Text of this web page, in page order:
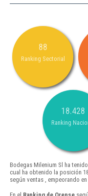
88
Ranking Sectorial
18.428
Ranking
Bodegas Milenium Sl ha
cual ha obtenido la posición
según ventas , empeorando